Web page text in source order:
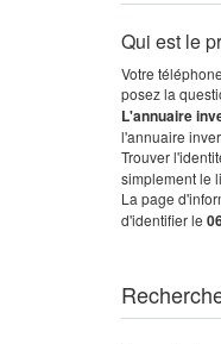
Qui est le
Votre
posez la
L'annuaire
l'annuaire
Trouver
simplement le
La page
d'identifier le